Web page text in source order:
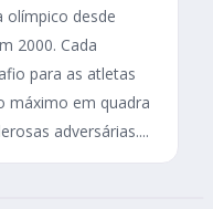
olímpico desde
2000. Cada
para as atletas
máximo em quadra
adversárias....